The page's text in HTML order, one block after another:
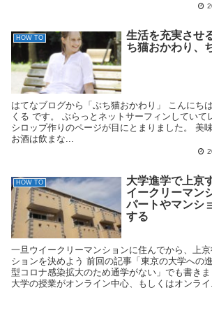
HOW TO
生活を充実させ
ち猫おかわり、
はてなブログから「ぶち猫おかわり」 こんにち
くる です。 ぶらっとネットサーフィンしていて
シロップ作りのページが目にとまりました。 美
お酒は飲まな...
HOW TO
大学進学で上京
イークリーマン
パートやマンシ
する
一旦ウイークリーマンションに住んでから、上
ションを決めよう 前回の記事「東京の大学への
型コロナ感染拡大のため通学がない」でも書き
大学の授業がオンライン中心、もしくはオンラ